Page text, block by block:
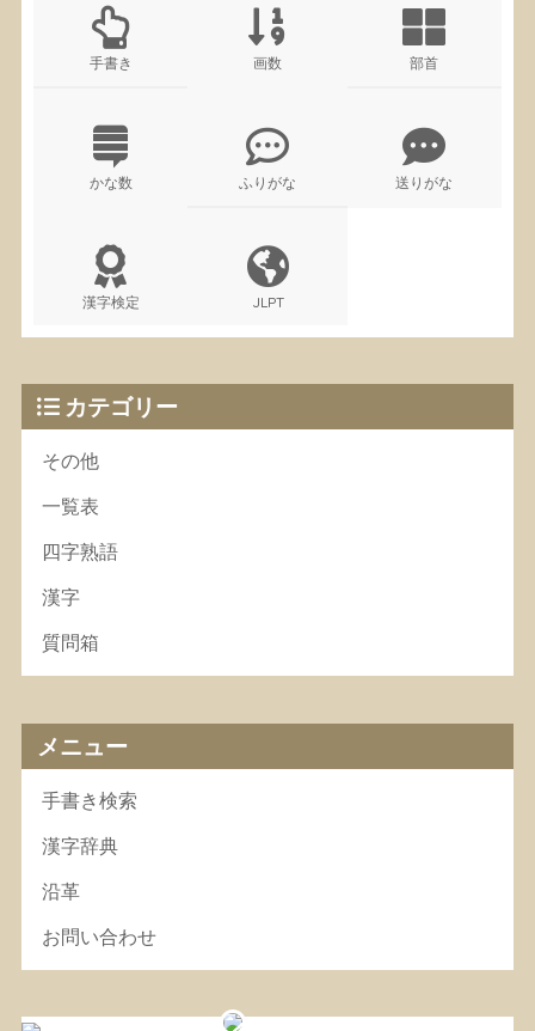
手書き 画数 部首
かな数 ふりがな 送りがな
漢字検定 JLPT
カテゴリー
その他
一覧表
四字熟語
漢字
質問箱
メニュー
手書き検索
漢字辞典
沿革
お問い合わせ